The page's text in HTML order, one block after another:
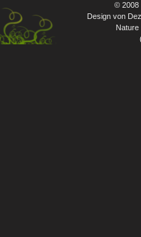
© 2008
Design von
Nature